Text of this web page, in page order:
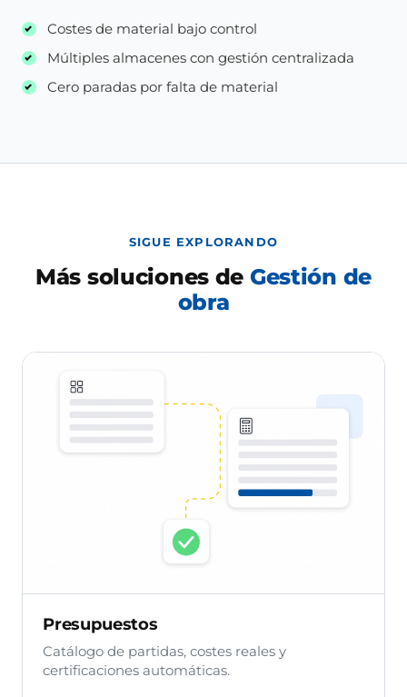
Costes de material bajo control
Múltiples almacenes con gestión centralizada
Cero paradas por falta de material
SIGUE EXPLORANDO
Más soluciones de Gestión de
obra
Presupuestos
Catálogo de partidas, costes reales y
certificaciones automáticas.